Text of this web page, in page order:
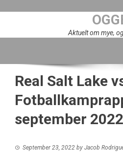
Aktuelt om mye,
Real Salt Lake
september 2022
September 23, 2022 by Jacob